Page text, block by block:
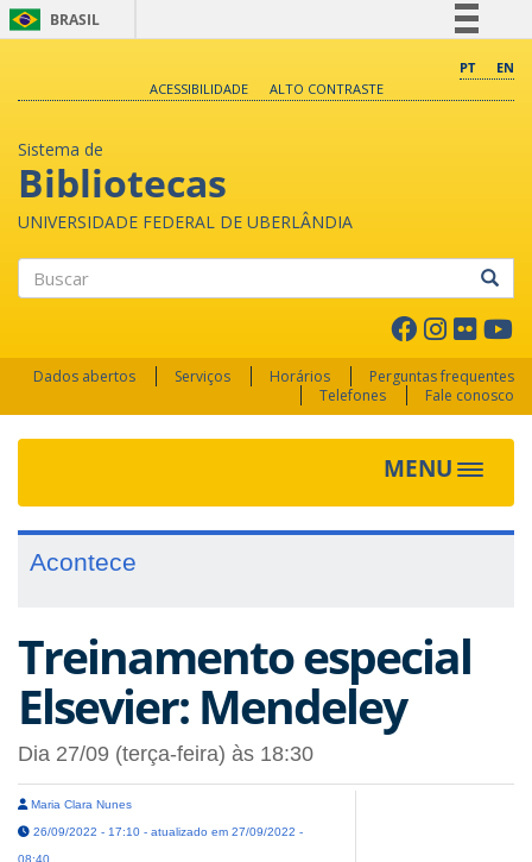
BRASIL
Comunica BR
PT
EN
ACESSIBILIDADE
ALTO CONTRASTE
Sistema de
Bibliotecas
UNIVERSIDADE FEDERAL DE UBERLÂNDIA
Dados abertos Serviços Horários
Perguntas frequentes
Telefones
Fale conosco
MENU Toggle
Acontece
Treinamento especial
Elsevier: Mendeley
Dia 27/09 (terça-feira) às 18:30
Maria Clara Nunes
26/09/2022 - 17:10 - atualizado em 27/09/2022 -
08:40